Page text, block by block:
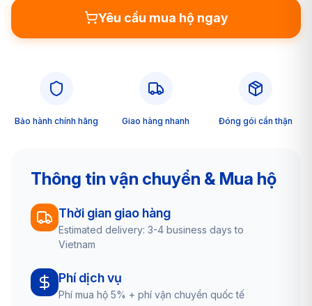
Yêu cầu mua hộ ngay
Bảo hành chính hãng Giao hàng nhanh Đóng gói cẩn thận
Thông tin vận chuyển & Mua hộ
Thời gian giao hàng
Estimated delivery: 3-4 business days to
Vietnam
Phí dịch vụ
Phí mua hộ 5% + phí vận chuyển quốc tế